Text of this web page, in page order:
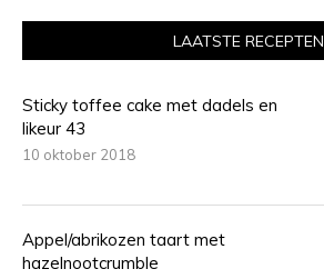
LAATSTE RECEPTEN
Sticky toffee cake met dadels en
likeur 43
10 oktober 2018
Appel/abrikozen taart met
hazelnootcrumble